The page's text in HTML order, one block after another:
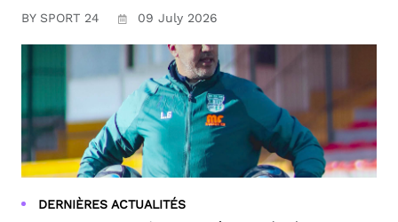
BY SPORT 24 09 July 2026
DERNIÈRES ACTUALITÉS